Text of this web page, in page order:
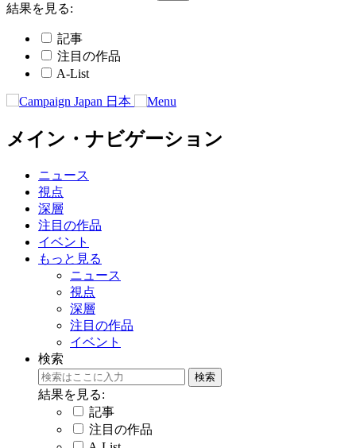
結果を見る:
記事
注目の作品
A-List
メイン・ナビゲーション
ニュース
視点
深層
注目の作品
イベント
もっと見る
ニュース
視点
深層
注目の作品
イベント
検索
結果を見る:
記事
注目の作品